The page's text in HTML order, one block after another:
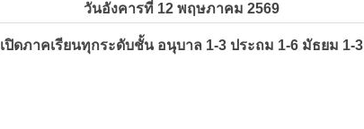
วันอังคารที่ 12 พฤษภาคม 2569
เปิดภาคเรียนทุกระดับชั้น อนุบาล 1-3 ประถม 1-6 มัธยม 1-3